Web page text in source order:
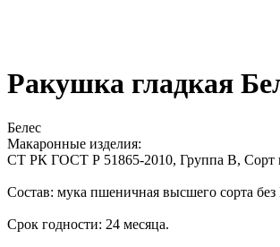
Ракушка гладкая
Белес
Макаронные изделия:
СТ РК ГОСТ Р 51865-2010, Группа В, Сорт
Состав: мука пшеничная высшего сорта
Срок годности: 24 месяца.